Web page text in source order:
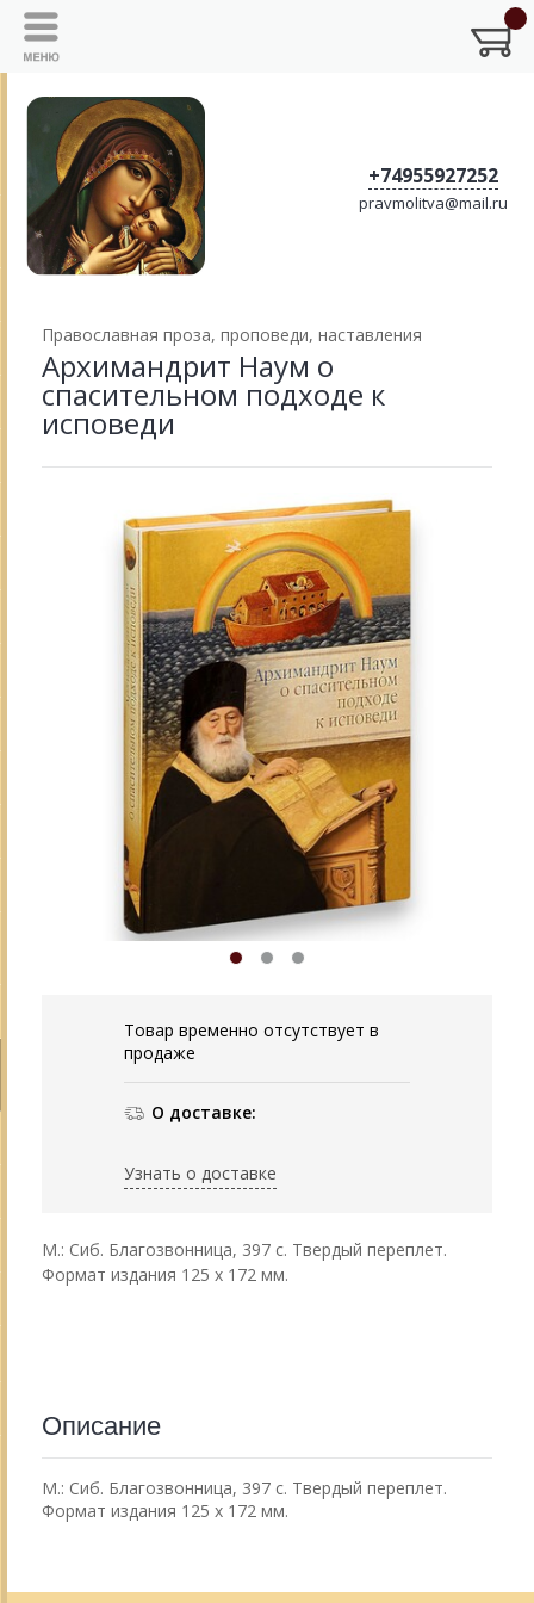
+74955927252
pravmolitva@mail.ru
Православная проза, проповеди, наставления
Архимандрит Наум о
спасительном подходе к
исповеди
Товар временно отсутствует в
продаже
О доставке:
Узнать о доставке
М.: Сиб. Благозвонница, 397 с. Твердый переплет.
Формат издания 125 х 172 мм.
Описание
М.: Сиб. Благозвонница, 397 с. Твердый переплет.
Формат издания 125 х 172 мм.